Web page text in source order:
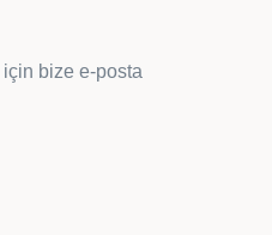
için bize e-posta